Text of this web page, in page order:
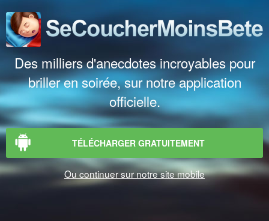
Des milliers d'anecdotes incroyables pour
briller en soirée, sur notre application
officielle.
TÉLÉCHARGER GRATUITEMENT
Ou continuer sur notre site mobile